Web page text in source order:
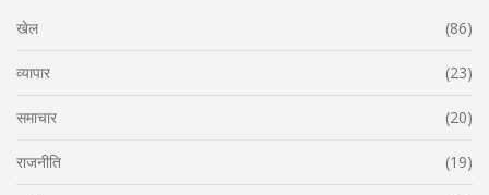
खेल (86)
व्यापार (23)
समाचार (20)
राजनीति (19)